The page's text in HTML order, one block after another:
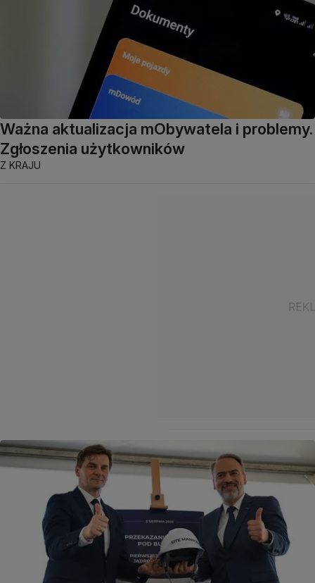
Ważna aktualizacja mObywatela i problemy.
Zgłoszenia użytkowników
Z KRAJU